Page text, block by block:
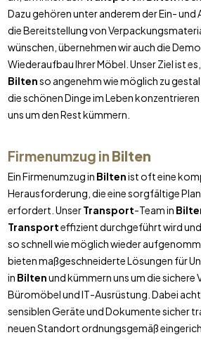
Dazu gehören unter anderem der Ein- und
die Bereitstellung von
wünschen, übernehmen wir auch die
Wiederaufbau Ihrer Möbel. Unser Ziel ist
Biltenso angenehm wie möglich zu
die schönen Dinge im Leben
uns um den Rest kümmern.
Firmenumzug in Bilten
Ein Firmenumzug in Biltenist oft eine
Herausforderung, die eine sorgfältige
erfordert. UnserTransport-Team in
Transporteffizient durchgeführt wird
so schnell wie möglich wieder
bieten maßgeschneiderte Lösungen für
in Biltenund kümmern uns um die sichere
Büromöbel und IT-Ausrüstung. Dabei
sensiblen Geräte und Dokumente sicher
neuen Standort ordnungsgemäß